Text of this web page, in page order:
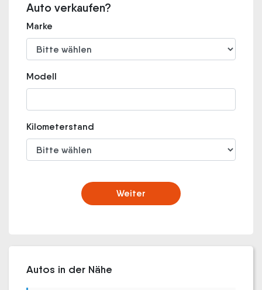
Auto verkaufen?
Marke
Modell
Kilometerstand
Weiter
Autos in der Nähe